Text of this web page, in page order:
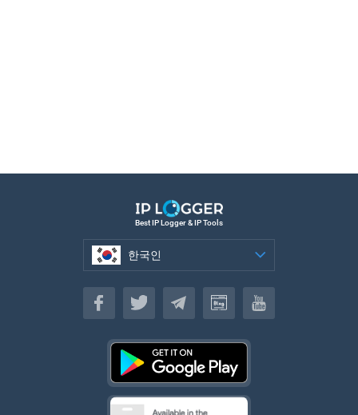
Best IP Logger & IP Tools
한국인
한국인